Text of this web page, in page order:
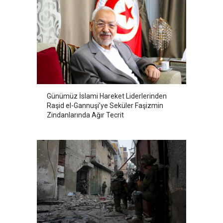
Günümüz İslami Hareket Liderlerinden
Raşid el-Gannuşi’ye Seküler Faşizmin
Zindanlarında Ağır Tecrit